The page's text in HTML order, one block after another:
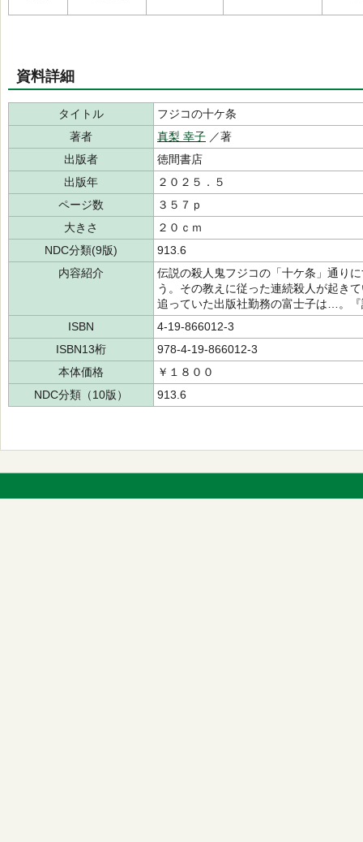
資料詳細
タイトル
フジコの十ケ条
著者
真梨 幸子 ／著
出版者
徳間書店
出版年
２０２５．５
ページ数
３５７ｐ
大きさ
２０ｃｍ
NDC分類(9版)
913.6
内容紹介
伝説の殺人鬼フジコの「十ケ条」通り
う。その教えに従った連続殺人が起き
追っていた出版社勤務の富士子は…。
ISBN
4-19-866012-3
ISBN13桁
978-4-19-866012-3
本体価格
￥１８００
NDC分類（10版）
913.6